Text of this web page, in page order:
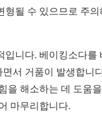
형될 수 있으므로 주의
입니다. 베이킹소다를
서 거품이 발생합니
을 해소하는 데 도움
마무리합니다.